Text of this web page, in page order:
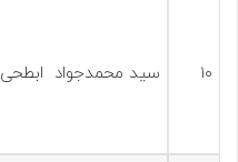
۱۰ سید محمدجواد ابطحی